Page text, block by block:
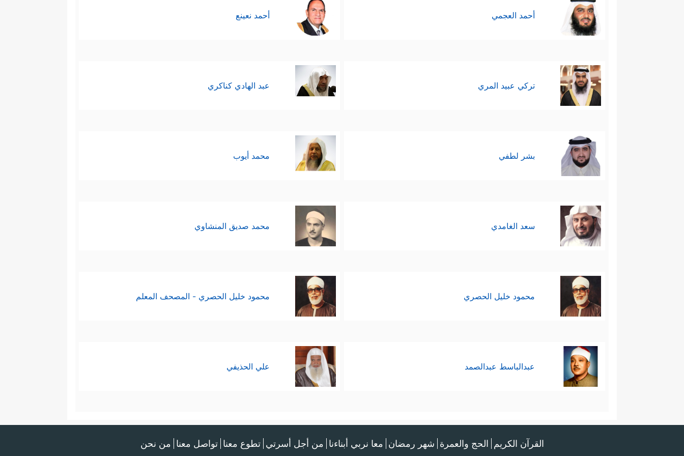
أحمد العجمي أحمد نعينع
تركي عبيد المري عبد الهادي كناكري
بشر لطفي محمد أيوب
سعد الغامدي محمد صديق المنشاوي
محمود خليل الحصري محمود خليل الحصري - المصحف المعلم
عبدالباسط عبدالصمد علي الحذيفي
القرآن الكريم الحج والعمرة شهر رمضان معا نربي أبناءنا من أجل أسرتي تطوع معنا تواصل معنا من نحن